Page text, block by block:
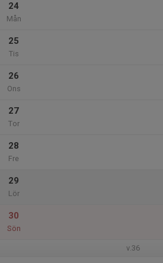
24
Mån
25
Tis
26
Ons
27
Tor
28
Fre
29
Lör
30
Sön
v.36